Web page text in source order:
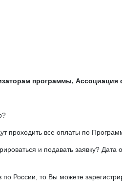
программы, Ассоциация
проходить все оплаты по
и подавать заявку? Дата
России, то Вы можете